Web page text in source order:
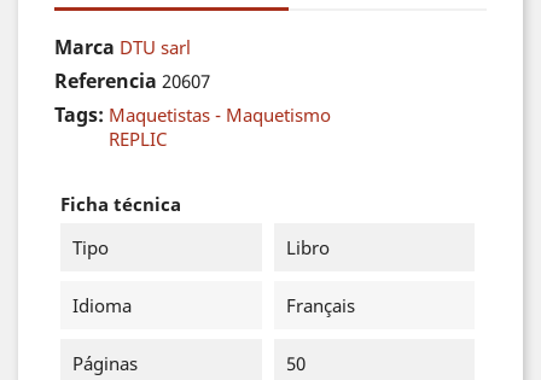
Marca DTU sarl
Referencia 20607
Tags: Maquetistas - Maquetismo
REPLIC
Ficha técnica
Tipo
Libro
Idioma Français
Páginas 50